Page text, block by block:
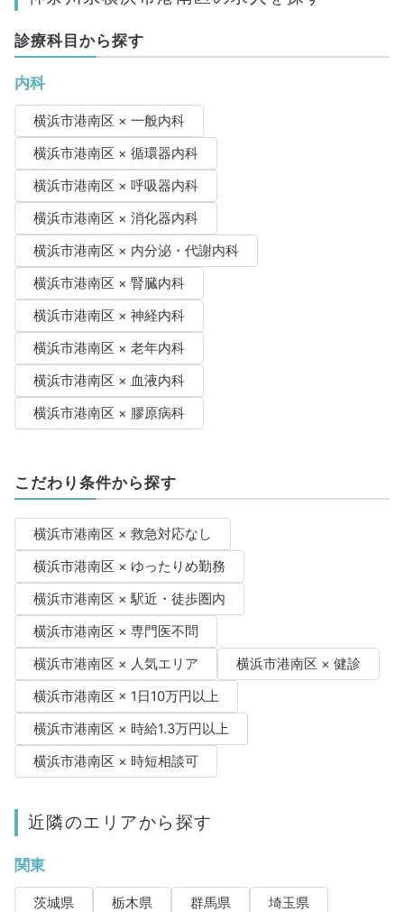
診療科目から探す
内科
横浜市港南区 × 一般内科
横浜市港南区 × 循環器内科
横浜市港南区 × 呼吸器内科
横浜市港南区 × 消化器内科
横浜市港南区 × 内分泌・代謝内科
横浜市港南区 × 腎臓内科
横浜市港南区 × 神経内科
横浜市港南区 × 老年内科
横浜市港南区 × 血液内科
横浜市港南区 × 膠原病科
こだわり条件から探す
横浜市港南区 × 救急対応なし
横浜市港南区 × ゆったりめ勤務
横浜市港南区 × 駅近・徒歩圏内
横浜市港南区 × 専門医不問
横浜市港南区 × 人気エリア
横浜市港南区 × 健診
横浜市港南区 × 1日10万円以上
横浜市港南区 × 時給1.3万円以上
横浜市港南区 × 時短相談可
近隣のエリアから探す
関東
茨城県 栃木県 群馬県
埼玉県